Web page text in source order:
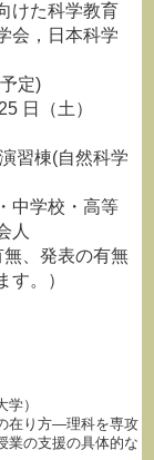
た科学教育
，日本科学
定)
日（土）
棟(自然科学
学校・高等
人
、発表の有無
す。）
）
在り方―理科を専攻
業の支援の具体的な